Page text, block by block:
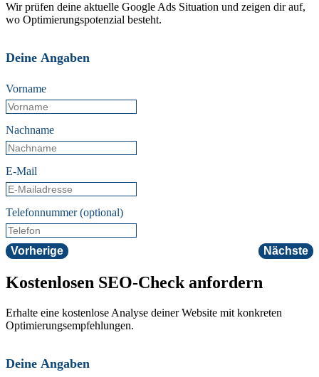
Wir prüfen deine aktuelle Google Ads Situation und zeigen dir auf,
wo Optimierungspotenzial besteht.
Deine Angaben
Vorname
Nachname
E-Mail
Telefonnummer (optional)
Vorherige Nächste
Kostenlosen SEO-Check anfordern
Erhalte eine kostenlose Analyse deiner Website mit konkreten
Optimierungsempfehlungen.
Deine Angaben